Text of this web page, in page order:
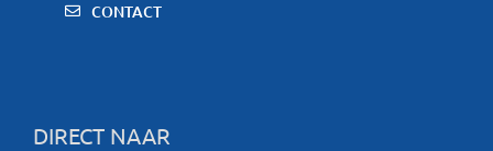
CONTACT
DIRECT NAAR